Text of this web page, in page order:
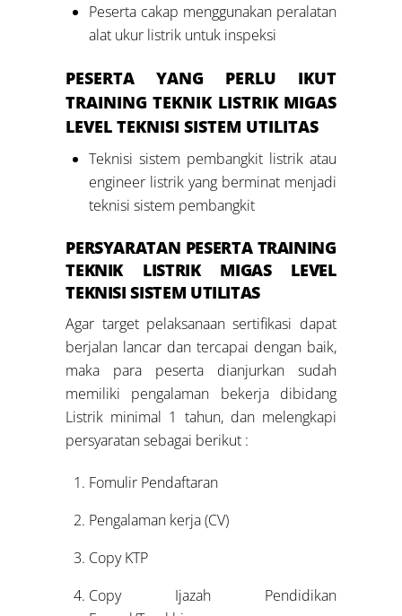
Peserta cakap menggunakan peralatan
alat ukur listrik untuk inspeksi
PESERTA YANG PERLU IKUT
TRAINING TEKNIK LISTRIK MIGAS
LEVEL TEKNISI SISTEM UTILITAS
Teknisi sistem pembangkit listrik atau
engineer listrik yang berminat menjadi
teknisi sistem pembangkit
PERSYARATAN PESERTA TRAINING
TEKNIK LISTRIK MIGAS LEVEL
TEKNISI SISTEM UTILITAS
Agar target pelaksanaan sertifikasi dapat
berjalan lancar dan tercapai dengan baik,
maka para peserta dianjurkan sudah
memiliki pengalaman bekerja dibidang
Listrik minimal 1 tahun, dan melengkapi
persyaratan sebagai berikut :
Fomulir Pendaftaran
Pengalaman kerja (CV)
Copy KTP
Copy Ijazah Pendidikan